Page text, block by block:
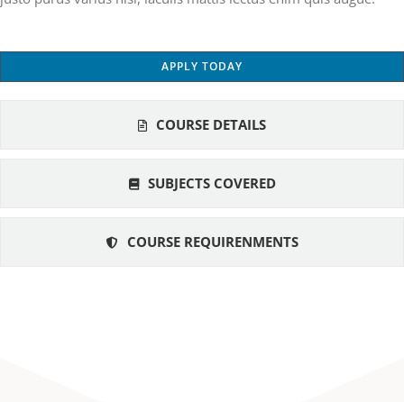
APPLY TODAY
COURSE DETAILS
SUBJECTS COVERED
COURSE REQUIRENMENTS